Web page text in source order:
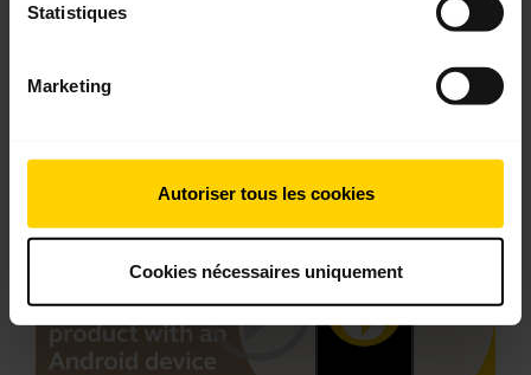
Statistiques
Marketing
Autoriser tous les cookies
Cookies nécessaires uniquement
Retrouvez tous les documents du produit